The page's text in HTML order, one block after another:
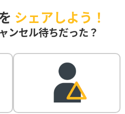
を シェアしよう！
ンセル待ちだった？